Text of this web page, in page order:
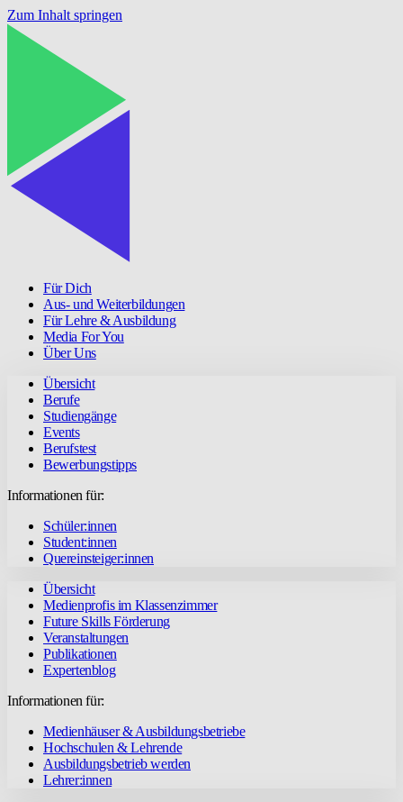
Zum Inhalt springen
Für Dich
Aus- und Weiterbildungen
Für Lehre & Ausbildung
Media For You
Über Uns
Übersicht
Berufe
Studiengänge
Events
Berufstest
Bewerbungstipps
Informationen für:
Schüler:innen
Student:innen
Quereinsteiger:innen
Übersicht
Medienprofis im Klassenzimmer
Future Skills Förderung
Veranstaltungen
Publikationen
Expertenblog
Informationen für:
Medienhäuser & Ausbildungsbetriebe
Hochschulen & Lehrende
Ausbildungsbetrieb werden
Lehrer:innen